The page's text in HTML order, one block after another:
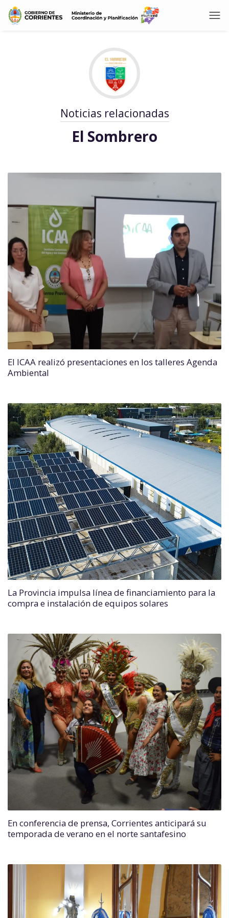
Noticias relacionadas
El Sombrero
El ICAA realizó presentaciones en los talleres Agenda
Ambiental
La Provincia impulsa línea de financiamiento para la
compra e instalación de equipos solares
En conferencia de prensa, Corrientes anticipará su
temporada de verano en el norte santafesino